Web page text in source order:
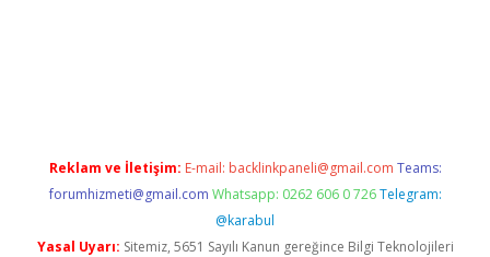
Reklam ve İletişim: E-mail: backlinkpaneli@gmail.com Teams:
forumhizmeti@gmail.com Whatsapp: 0262 606 0 726 Telegram:
@karabul
Yasal Uyarı: Sitemiz, 5651 Sayılı Kanun gereğince Bilgi Teknolojileri